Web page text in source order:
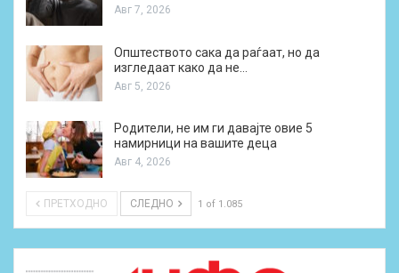
Авг 7, 2026
Општеството сака да раѓаат, но да
изгледаат како да не…
Авг 5, 2026
Родители, не им ги давајте овие 5
намирници на вашите деца
Авг 4, 2026
ПРЕТХОДНО СЛЕДНО 1 of 1.085